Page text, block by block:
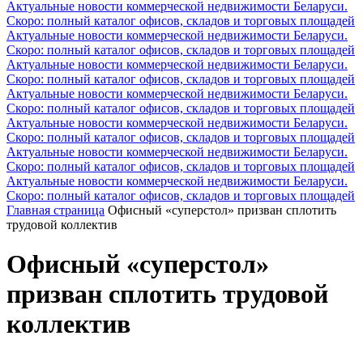
Актуальные новости коммерческой недвижимости Беларуси.
Скоро: полный каталог офисов, складов и торговых площадей
Актуальные новости коммерческой недвижимости Беларуси.
Скоро: полный каталог офисов, складов и торговых площадей
Актуальные новости коммерческой недвижимости Беларуси.
Скоро: полный каталог офисов, складов и торговых площадей
Актуальные новости коммерческой недвижимости Беларуси.
Скоро: полный каталог офисов, складов и торговых площадей
Актуальные новости коммерческой недвижимости Беларуси.
Скоро: полный каталог офисов, складов и торговых площадей
Актуальные новости коммерческой недвижимости Беларуси.
Скоро: полный каталог офисов, складов и торговых площадей
Актуальные новости коммерческой недвижимости Беларуси.
Скоро: полный каталог офисов, складов и торговых площадей
Главная страница Офисный «суперстол» призван сплотить
трудовой коллектив
Офисный «суперстол»
призван сплотить трудовой
коллектив